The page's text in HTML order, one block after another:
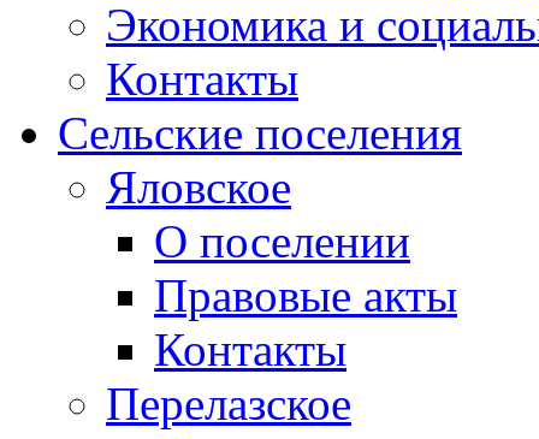
Экономика и
Контакты
Сельские поселения
Яловское
О поселении
Правовые акты
Контакты
Перелазское